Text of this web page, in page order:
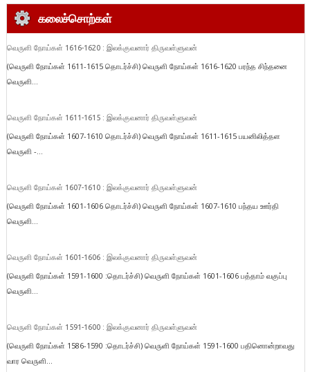
கலைச்சொற்கள்
வெருளி நோய்கள் 1616-1620 : இலக்குவனார் திருவள்ளுவன்
(வெருளி நோய்கள் 1611-1615 தொடர்ச்சி) வெருளி நோய்கள் 1616-1620 பரந்த சிந்தனை
வெருளி...
வெருளி நோய்கள் 1611-1615 : இலக்குவனார் திருவள்ளுவன்
(வெருளி நோய்கள் 1607-1610 தொடர்ச்சி) வெருளி நோய்கள் 1611-1615 பயனிலித்தள
வெருளி -...
வெருளி நோய்கள் 1607-1610 : இலக்குவனார் திருவள்ளுவன்
(வெருளி நோய்கள் 1601-1606 தொடர்ச்சி) வெருளி நோய்கள் 1607-1610 பந்தய ஊர்தி
வெருளி...
வெருளி நோய்கள் 1601-1606 : இலக்குவனார் திருவள்ளுவன்
(வெருளி நோய்கள் 1591-1600 :தொடர்ச்சி) வெருளி நோய்கள் 1601-1606 பத்தாம் வகுப்பு
வெருளி...
வெருளி நோய்கள் 1591-1600 : இலக்குவனார் திருவள்ளுவன்
(வெருளி நோய்கள் 1586-1590 :தொடர்ச்சி) வெருளி நோய்கள் 1591-1600 பதினொன்றாவது
வார வெருளி...